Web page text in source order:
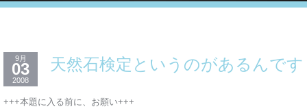
9月
03
2008
天然石検定というのがあるんです
+++本題に入る前に、お願い+++